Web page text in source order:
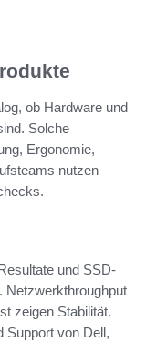
ob Hardware und
Solche
Ergonomie,
nutzen
und SSD-
Netzwerkthroughput
zeigen Stabilität.
Support von Dell,